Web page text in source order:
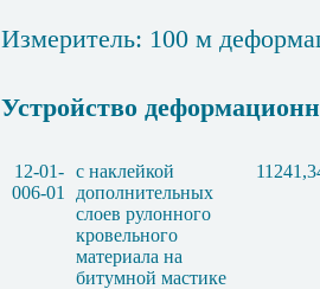
Измеритель: 100 м
Устройство
12-01-
006-01
с наклейкой
дополнительных
слоев рулонного
кровельного
материала на
битумной мастике